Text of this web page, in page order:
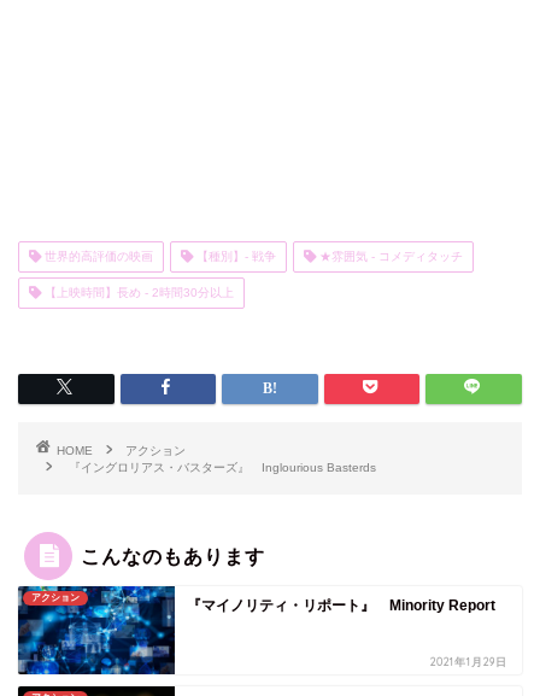
世界的高評価の映画 【種別】- 戦争 ★雰囲気 - コメディタッチ
【上映時間】長め - 2時間30分以上
HOME
アクション
『イングロリアス・バスターズ』 Inglourious Basterds
こんなのもあります
アクション 『マイノリティ・リポート』 Minority Report
2021年1月29日